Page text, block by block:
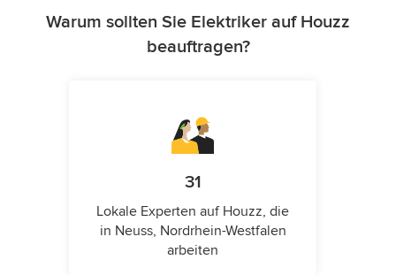
Warum sollten Sie Elektriker auf Houzz
beauftragen?
31
Lokale Experten auf Houzz, die
in Neuss, Nordrhein-Westfalen
arbeiten